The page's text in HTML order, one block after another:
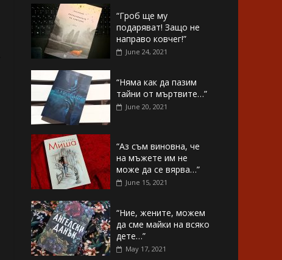
“Гроб ще му
подаряват! Защо не
направо ковчег!”
June 24, 2021
“Няма как да пазим
тайни от мъртвите…”
June 20, 2021
“Аз съм виновна, че
на мъжете им не
може да се вярва…”
June 15, 2021
“Ние, жените, можем
да сме майки на всяко
дете…”
May 17, 2021